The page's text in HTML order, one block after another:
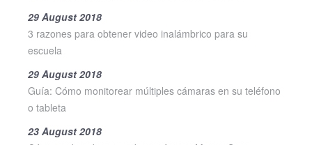
29 August 2018
3 razones para obtener video inalámbrico para su
escuela
29 August 2018
Guía: Cómo monitorear múltiples cámaras en su teléfono
o tableta
23 August 2018